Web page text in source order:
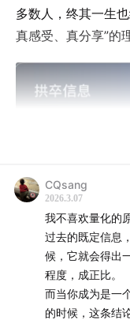
多数人，终其一生
真感受、真分享”的
CQsang
2026.3.07
我不喜欢量化的
过去的既定信息
候，它就会得出
程度，成正比。
而当你成为是一
的时候，这条结